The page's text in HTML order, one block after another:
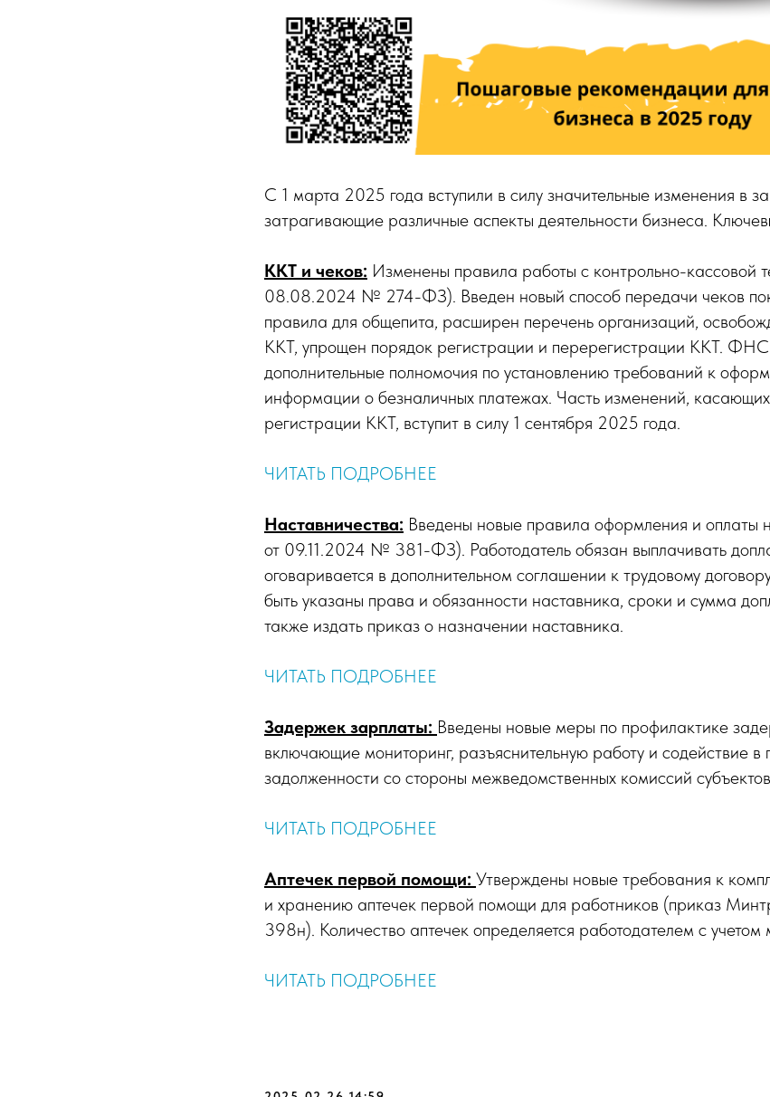
С 1 марта 2025 года вступили в силу значительные изменения в
затрагивающие различные аспекты деятельности бизнеса.
ККТ и чеков: Изменены правила работы с контрольно-кассовой
08.08.2024 № 274-ФЗ). Введен новый способ передачи чеков
правила для общепита, расширен перечень организаций,
ККТ, упрощен порядок регистрации и перерегистрации ККТ. ФНС
дополнительные полномочия по установлению требований к
информации о безналичных платежах. Часть изменений,
регистрации ККТ, вступит в силу 1 сентября 2025 года.
ЧИТАТЬ ПОДРОБНЕЕ
Наставничества: Введены новые правила оформления и оплаты
от 09.11.2024 № 381-ФЗ). Работодатель обязан выплачивать
оговаривается в дополнительном соглашении к трудовому
быть указаны права и обязанности наставника, сроки и сумма
также издать приказ о назначении наставника.
ЧИТАТЬ ПОДРОБНЕЕ
Задержек зарплаты: Введены новые меры по профилактике
включающие мониторинг, разъяснительную работу и содействие в
задолженности со стороны межведомственных комиссий
ЧИТАТЬ ПОДРОБНЕЕ
Аптечек первой помощи: Утверждены новые требования к
и хранению аптечек первой помощи для работников (приказ
398н). Количество аптечек определяется работодателем с
ЧИТАТЬ ПОДРОБНЕЕ